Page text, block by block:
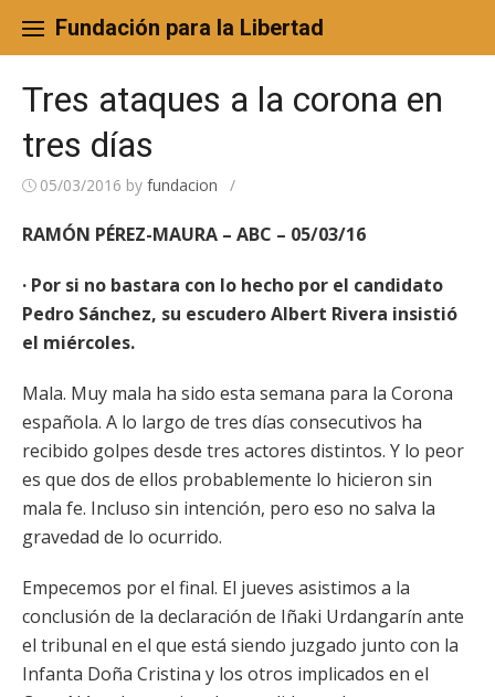
content
Fundación para la Libertad
Tres ataques a la corona en
tres días
05/03/2016 by fundacion /
RAMÓN PÉREZ-MAURA – ABC – 05/03/16
· Por si no bastara con lo hecho por el candidato
Pedro Sánchez, su escudero Albert Rivera insistió
el miércoles.
Mala. Muy mala ha sido esta semana para la Corona
española. A lo largo de tres días consecutivos ha
recibido golpes desde tres actores distintos. Y lo peor
es que dos de ellos probablemente lo hicieron sin
mala fe. Incluso sin intención, pero eso no salva la
gravedad de lo ocurrido.
Empecemos por el final. El jueves asistimos a la
conclusión de la declaración de Iñaki Urdangarín ante
el tribunal en el que está siendo juzgado junto con la
Infanta Doña Cristina y los otros implicados en el